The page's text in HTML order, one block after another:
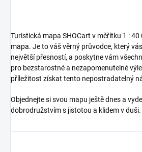
Turistická mapa SHOCart v měřítku 1 : 40
mapa. Je to váš věrný průvodce, který
největší přesností, a poskytne vám
pro bezstarostné a nezapomenutelné
příležitost získat tento nepostradatelný
Objednejte si svou mapu ještě dnes a
dobrodružstvím s jistotou a klidem v duši.